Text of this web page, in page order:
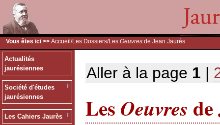
Vous êtes ici >> Accueil /Les Dossiers/Les Oeuvres de Jean Jaurès
Actualités
jaurésiennes
Société d'études
jaurésiennes
Les Cahiers Jaurès
Aller à la page 1 |
Les Oeuvres